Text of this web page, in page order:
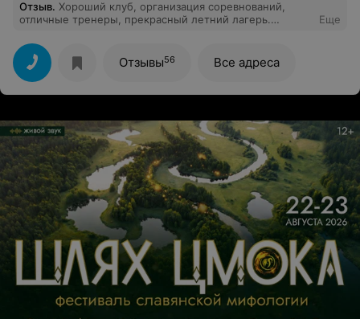
Отзыв. Хороший клуб, организация соревнований,
отличные тренеры, прекрасный летний лагерь.
Внимательный, вдумчивый. Сын занимается с
удовольствием.
Еще
Отзывы56 Все адреса